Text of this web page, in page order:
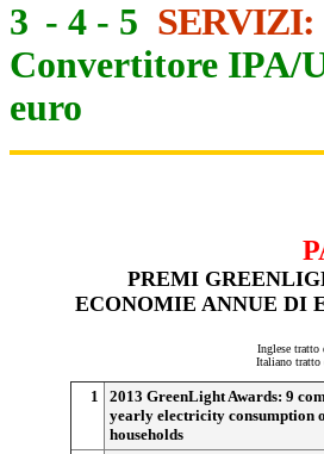
3 - 4 - 5 SERVIZI:
Convertitore IPA/
euro
PREMI
ECONOMIE ANNUE DI
Inglese tratto
Italiano tratto
1
2013 GreenLight Awards: 9
yearly electricity consumption
households